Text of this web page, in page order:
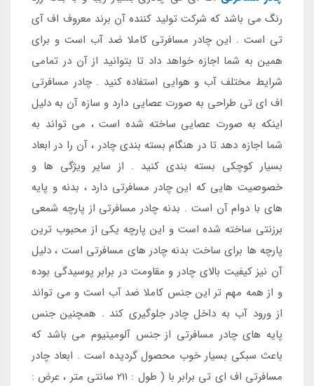
رنگ می باشد که شرکت تولید کننده آن برند معروف اف آی
تی است . این چادر مسافرتی کاملا ضد آب است و برای
همین به شما اجازه خواهد داد تا بتوانید از آن در تمامی
شرایط مختلف آب و هوایی استفاده کنید . چادر مسافرتی
اف ای تی طراحی به صورت عصایی دارد و سازه آن به دلیل
اینکه به صورت عصایی ساخته شده است ، می تواند به
شما اجازه دهد تا در هنگام بسته بندی چادر ، آن را در ابعاد
بسیار کوچکی بسته بندی کنید . از سایر ویژگی ها و
خصوصیت هایی که این چادر مسافرتی دارد ، بدنه و پایه
های با دوام آن است . بدنه چادر مسافرتی از پارچه شمعی
برزنتی ساخته شده است و این پارچه یکی از محبوب ترین
پارچه ها برای ساخت بدنه چادر های مسافرتی است ، دلیل
آن نیز کیفیت بالای چادر و مقاومت در برابر پوسیدگی بوده
و از همه مهم تر این جنس کاملا ضد آب است و می تواند
از ورود آب به داخل چادر جلوگیری کند . همچنین جنس
پایه های چادر مسافرتی از جنس آلومینیوم می باشد که
باعث سبکی بسیار خوب محصول گردیده است . ابعاد چادر
مسافرتی اف ای تی برابر با ( طول : 211 سانتی متر ، عرض :